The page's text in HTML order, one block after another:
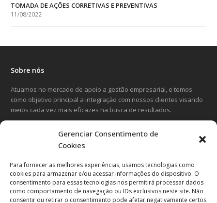
Gerenciar Consentimento de
Cookies
Para fornecer as melhores experiências, usamos tecnologias como
cookies para armazenar e/ou acessar informações do dispositivo. O
consentimento para essas tecnologias nos permitirá processar dados
como comportamento de navegação ou IDs exclusivos neste site. Não
consentir ou retirar o consentimento pode afetar negativamente certos
TOMADA DE AÇÕES CORRETIVAS E PREVENTIVAS
11/08/2022
Sobre nós
Atuamos no mercado de apoio a gestão empresarial, e temos
como objetivo principal a integração com nossos clientes visando
meios cada vez mais eficazes na busca de resultados.
FacebookInstagram
Entre em contato
Avenida Cândido Hartmann, 570
20º andar, Curitiba-PR